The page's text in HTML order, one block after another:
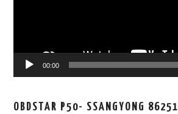
00:00
OBDSTAR P50- SSANGYONG 86251